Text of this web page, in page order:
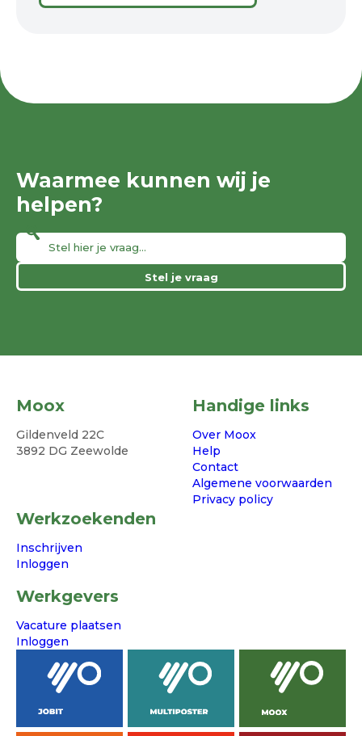
Waarmee kunnen wij je
helpen?
Stel je vraag
Moox
Gildenveld 22C
3892 DG Zeewolde
Handige links
Over Moox
Help
Contact
Algemene voorwaarden
Privacy policy
Werkzoekenden
Inschrijven
Inloggen
Werkgevers
Vacature plaatsen
Inloggen